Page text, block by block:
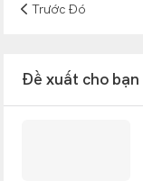
Trước Đó
Đề xuất cho bạn